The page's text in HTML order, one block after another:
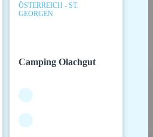
ÖSTERREICH - ST.
GEORGEN
Camping Olachgut